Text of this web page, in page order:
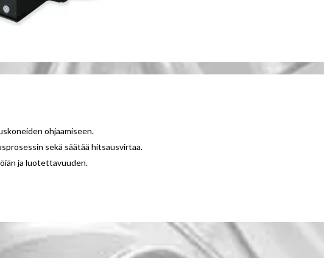
ohjaamiseen.
sekä säätää hitsausvirtaa.
ja luotettavuuden.